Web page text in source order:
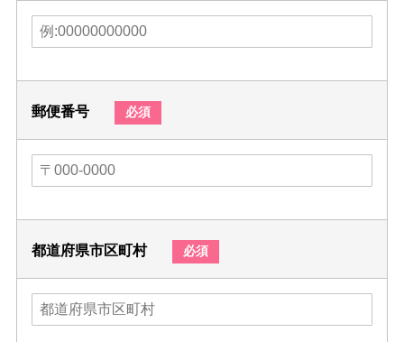
郵便番号 必須
都道府県市区町村 必須